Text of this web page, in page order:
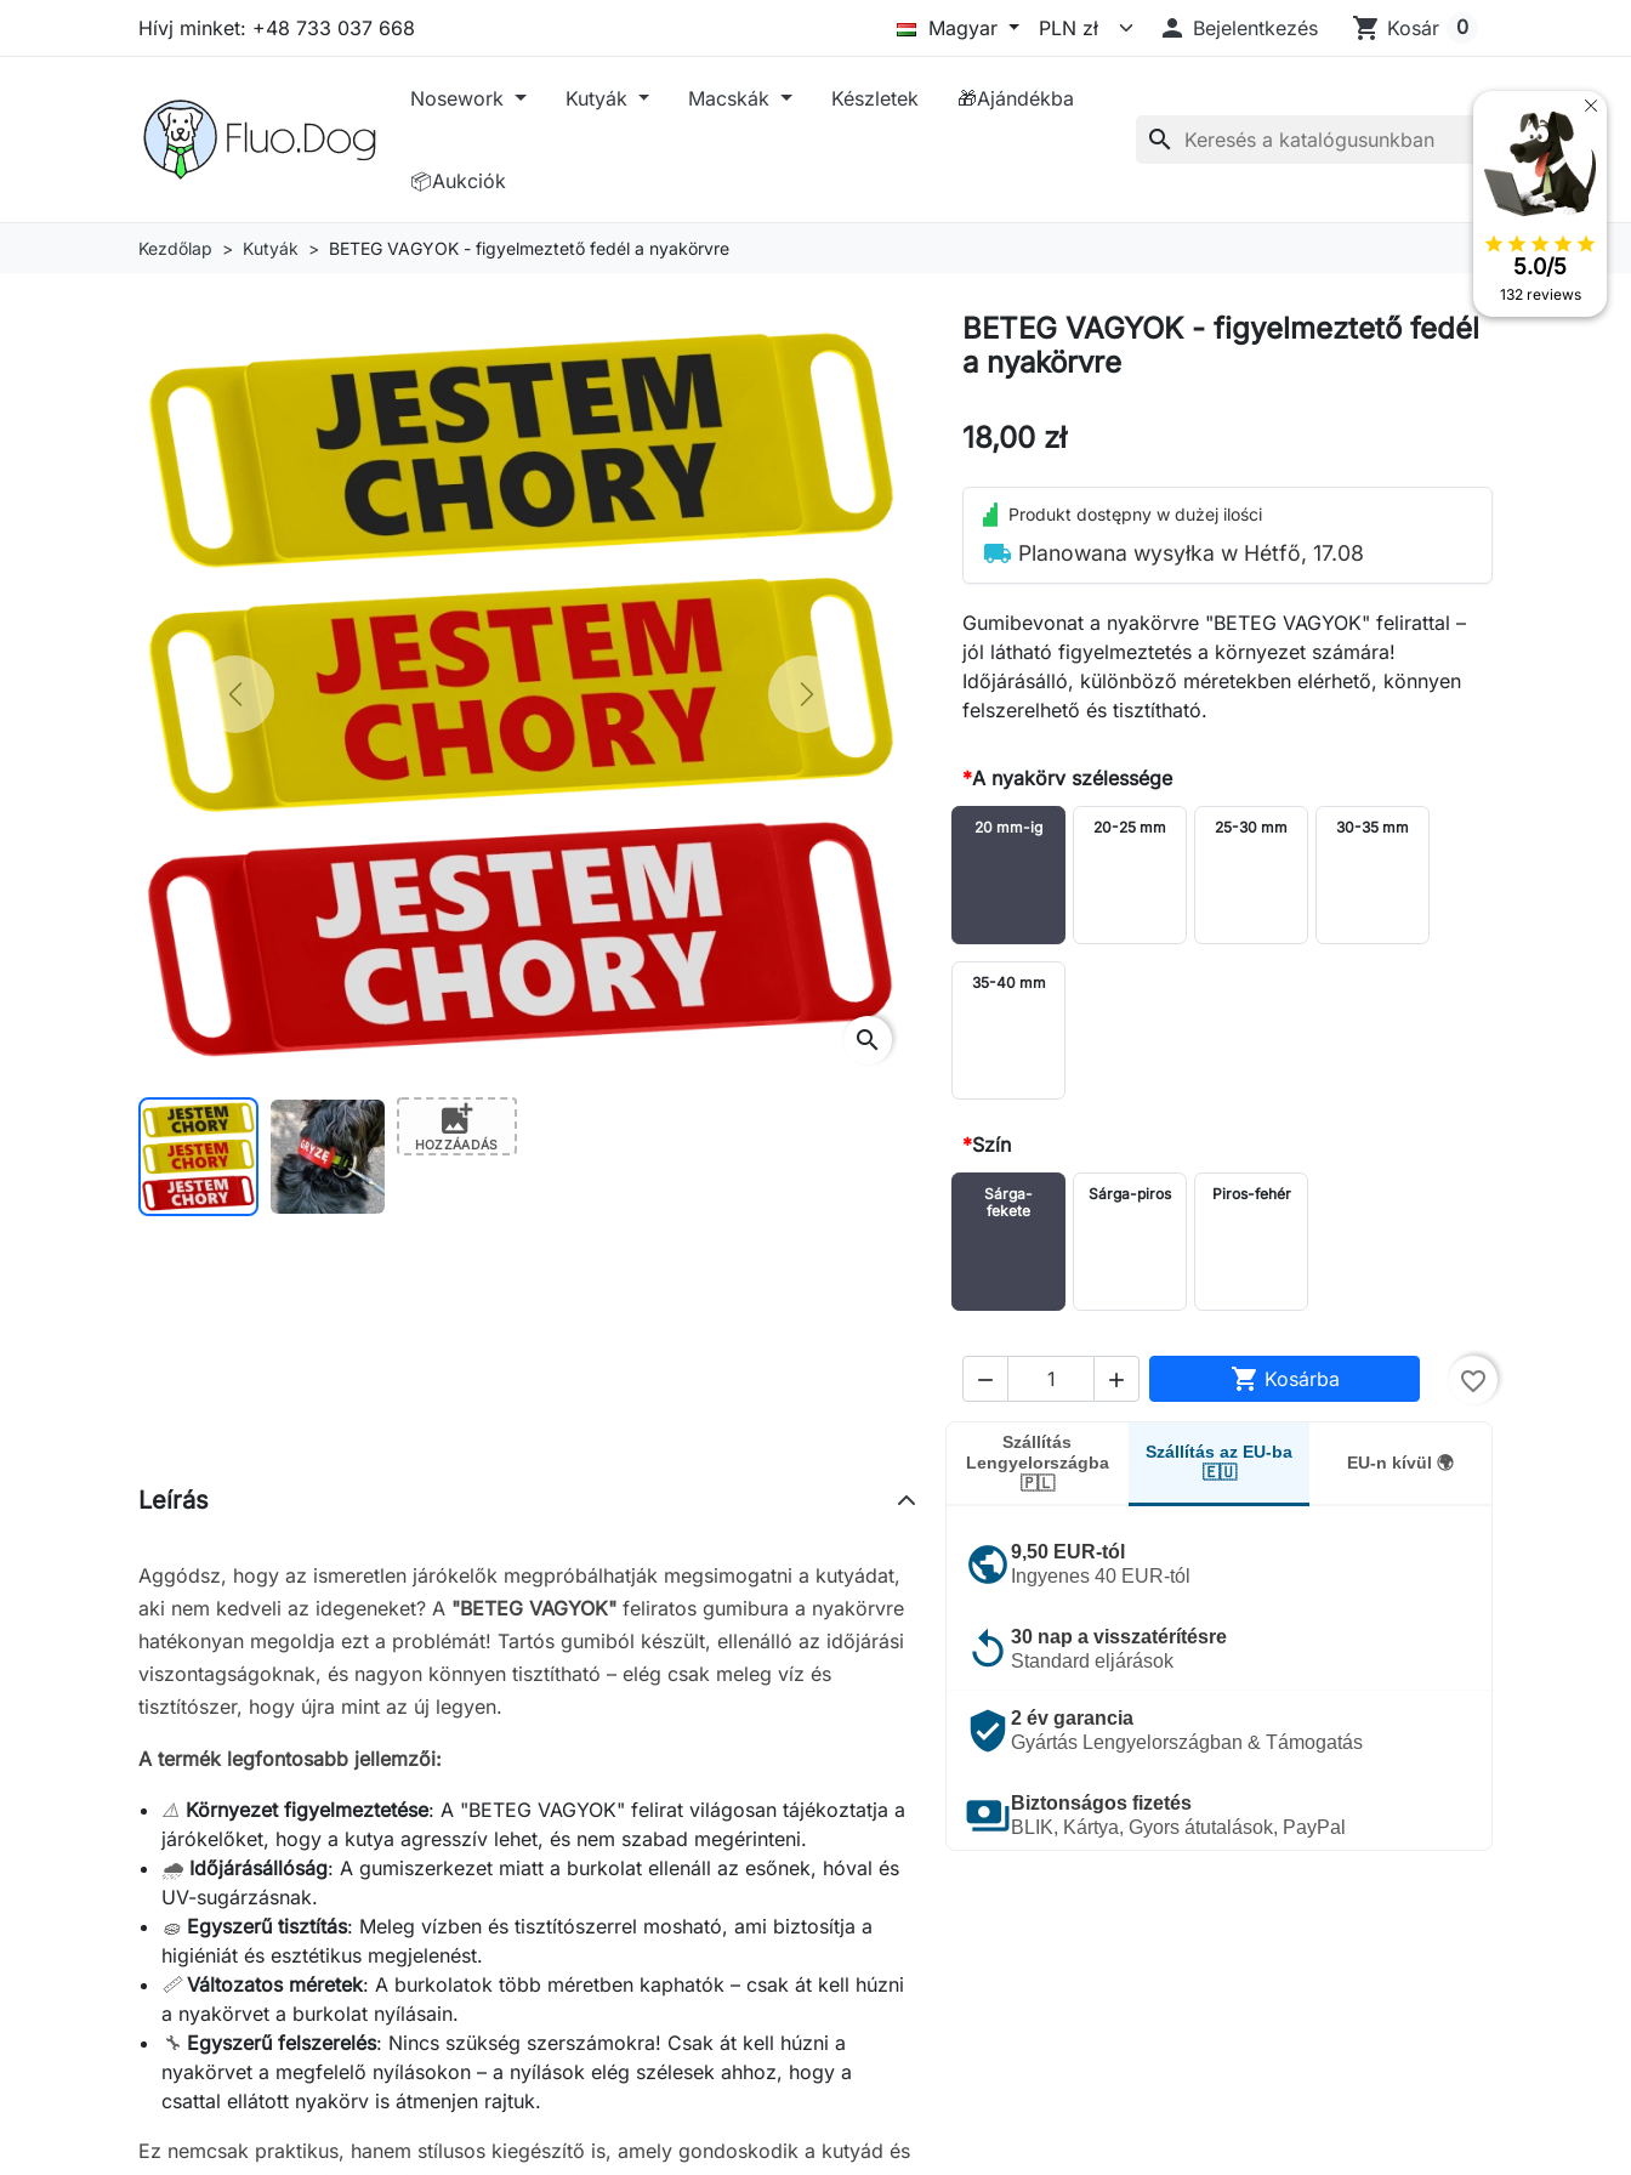
Hívj minket: +48 733 037 668 Magyar  Bejelentkezés shopping_cart Kosár 0
Nosework Kutyák Macskák Készletek 🎁Ajándékba
📦Aukciók
search
Kezdőlap Kutyák BETEG VAGYOK - figyelmeztető fedél a nyakörvre
Previous Next
search
add_photo_alternate
HOZZÁADÁS
BETEG VAGYOK - figyelmeztető fedél
a nyakörvre
18,00 zł
Produkt dostępny w dużej ilości
local_shipping Planowana wysyłka w Hétfő, 17.08
Gumibevonat a nyakörvre "BETEG VAGYOK" felirattal –
jól látható figyelmeztetés a környezet számára!
Időjárásálló, különböző méretekben elérhető, könnyen
felszerelhető és tisztítható.
*A nyakörv szélessége
20 mm-ig 20-25 mm 25-30 mm 30-35 mm
35-40 mm
*Szín
Sárga-
fekete
Sárga-piros Piros-fehér
   Kosárba favorite_border
Szállítás
Lengyelországba
🇵🇱
Szállítás az EU-ba
🇪🇺
EU-n kívül 🌍
public9,50 EUR-tól
Ingyenes 40 EUR-tól
replay 30 nap a visszatérítésre
Standard eljárások
verified_user 2 év garancia
Gyártás Lengyelországban & Támogatás
payments Biztonságos fizetés
BLIK, Kártya, Gyors átutalások, PayPal
Leírás
Aggódsz, hogy az ismeretlen járókelők megpróbálhatják megsimogatni a kutyádat,
aki nem kedveli az idegeneket? A "BETEG VAGYOK" feliratos gumibura a nyakörvre
hatékonyan megoldja ezt a problémát! Tartós gumiból készült, ellenálló az időjárási
viszontagságoknak, és nagyon könnyen tisztítható – elég csak meleg víz és
tisztítószer, hogy újra mint az új legyen.
A termék legfontosabb jellemzői:
⚠️ Környezet figyelmeztetése: A "BETEG VAGYOK" felirat világosan tájékoztatja a
járókelőket, hogy a kutya agresszív lehet, és nem szabad megérinteni.
🌧️ Időjárásállóság: A gumiszerkezet miatt a burkolat ellenáll az esőnek, hóval és
UV-sugárzásnak.
🧽 Egyszerű tisztítás: Meleg vízben és tisztítószerrel mosható, ami biztosítja a
higiéniát és esztétikus megjelenést.
📏 Változatos méretek: A burkolatok több méretben kaphatók – csak át kell húzni
a nyakörvet a burkolat nyílásain.
🔧 Egyszerű felszerelés: Nincs szükség szerszámokra! Csak át kell húzni a
nyakörvet a megfelelő nyílásokon – a nyílások elég szélesek ahhoz, hogy a
csattal ellátott nyakörv is átmenjen rajtuk.
Ez nemcsak praktikus, hanem stílusos kiegészítő is, amely gondoskodik a kutyád és
star star star star star
5.0/5
132 reviews